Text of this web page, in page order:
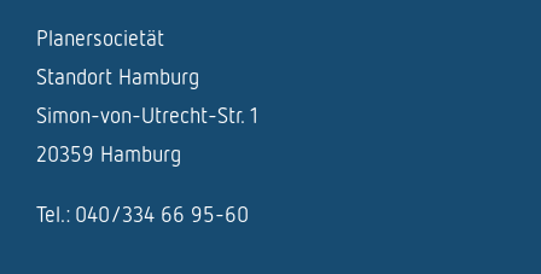
Planersocietät
Standort Hamburg
Simon-von-Utrecht-Str. 1
20359 Hamburg
Tel.: 040/334 66 95-60